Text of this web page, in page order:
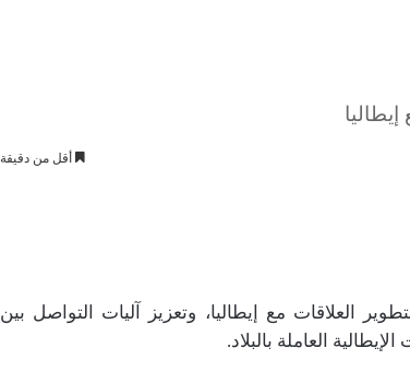
أقل من دقيقة
العلاقات مع إيطاليا، وتعزيز آليات التواصل بين
العاملة بالبلاد.